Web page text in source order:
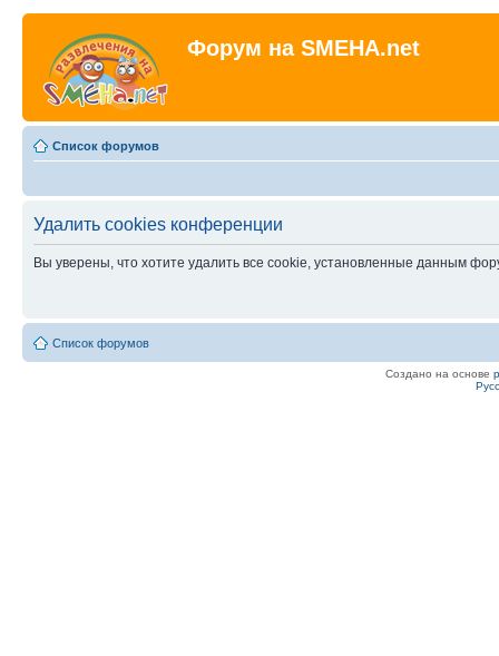
Форум на SMEHA.net
Список форумов
Удалить cookies конференции
Вы уверены, что хотите удалить все cookie, установленные данным
Список форумов
Создано на основе